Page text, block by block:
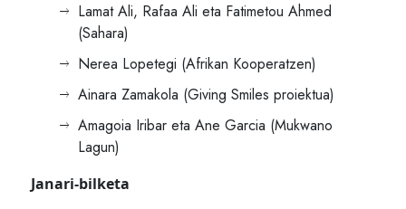
Lamat Ali, Rafaa Ali eta Fatimetou Ahmed
(Sahara)
Nerea Lopetegi (Afrikan Kooperatzen)
Ainara Zamakola (Giving Smiles proiektua)
Amagoia Iribar eta Ane Garcia (Mukwano
Lagun)
Janari-bilketa